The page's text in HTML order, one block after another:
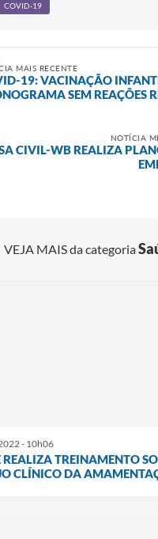
COVID-19
MAIS RECENTE
19: VACINAÇÃO
SEM REAÇÕES
NOTÍCIA
CIVIL-WB REALIZA
VEJA MAIS da categoria
- 10h06
REALIZA TREINAMENTO
CLÍNICO DA